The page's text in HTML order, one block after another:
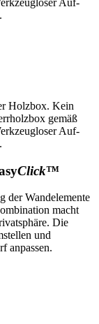
Auf-
Holzbox. Kein
gemäß
Auf-
Click™
der Wandelemente
macht
Die
und
anpassen.